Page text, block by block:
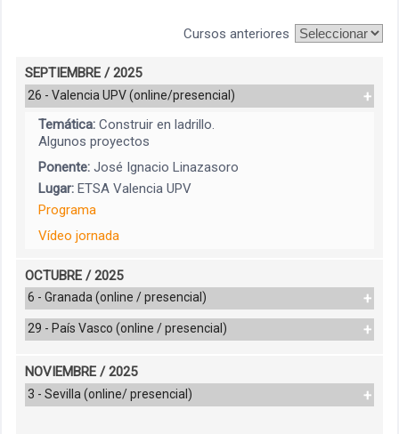
Cursos anteriores
SEPTIEMBRE / 2025
26 - Valencia UPV (online/presencial)
Temática: Construir en ladrillo.
Algunos proyectos
Ponente: José Ignacio Linazasoro
Lugar: ETSA Valencia UPV
Programa
Vídeo jornada
OCTUBRE / 2025
6 - Granada (online / presencial)
Temática:Cerámica y Arquitectura:
proyectar desde el sur
Ponente:AF6 Arquitectura. Esther López
Lugar:ETSA Granada
Programa
29 - País Vasco (online / presencial)
cerámicos
Ponente:Alventosa Morell Arquitectos
NOVIEMBRE / 2025
3 - Sevilla (online/ presencial)